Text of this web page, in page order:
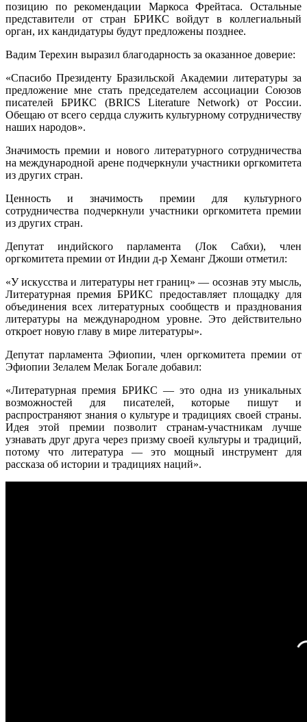
позицию по рекомендации Маркоса Фрейтаса. Остальные
представители от стран БРИКС войдут в коллегиальный
орган, их кандидатуры будут предложены позднее.
Вадим Терехин выразил благодарность за оказанное доверие:
«Спасибо Президенту Бразильской Академии литературы за
предложение мне стать председателем ассоциации Союзов
писателей БРИКС (BRICS Literature Network) от России.
Обещаю от всего сердца служить культурному сотрудничеству
наших народов».
Значимость премии и нового литературного сотрудничества
на международной арене подчеркнули участники оргкомитета
из других стран.
Ценность и значимость премии для культурного
сотрудничества подчеркнули участники оргкомитета премии
из других стран.
Депутат индийского парламента (Лок Сабхи), член
оргкомитета премии от Индии д-р Хеманг Джоши отметил:
«У искусства и литературы нет границ» — осознав эту мысль,
Литературная премия БРИКС предоставляет площадку для
объединения всех литературных сообществ и празднования
литературы на международном уровне. Это действительно
откроет новую главу в мире литературы».
Депутат парламента Эфиопии, член оргкомитета премии от
Эфиопии Зелалем Мелак Богале добавил:
«Литературная премия БРИКС — это одна из уникальных
возможностей для писателей, которые пишут и
распространяют знания о культуре и традициях своей страны.
Идея этой премии позволит странам-участникам лучше
узнавать друг друга через призму своей культуры и традиций,
потому что литература — это мощный инструмент для
рассказа об истории и традициях наций».